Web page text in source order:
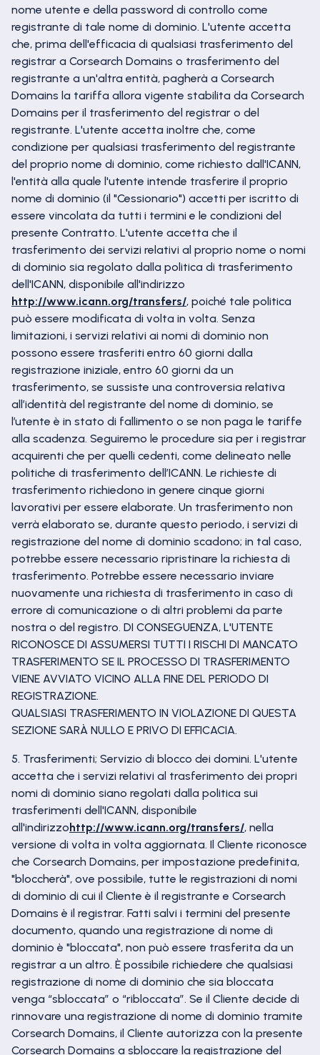
nome utente e della password di controllo come
registrante di tale nome di dominio. L'utente accetta
che, prima dell'efficacia di qualsiasi trasferimento del
registrar a Corsearch Domains o trasferimento del
registrante a un'altra entità, pagherà a Corsearch
Domains la tariffa allora vigente stabilita da Corsearch
Domains per il trasferimento del registrar o del
registrante. L'utente accetta inoltre che, come
condizione per qualsiasi trasferimento del registrante
del proprio nome di dominio, come richiesto dall'ICANN,
l'entità alla quale l'utente intende trasferire il proprio
nome di dominio (il "Cessionario") accetti per iscritto di
essere vincolata da tutti i termini e le condizioni del
presente Contratto. L'utente accetta che il
trasferimento dei servizi relativi al proprio nome o nomi
di dominio sia regolato dalla politica di trasferimento
dell'ICANN, disponibile all'indirizzo
http://www.icann.org/transfers/, poiché tale politica
può essere modificata di volta in volta. Senza
limitazioni, i servizi relativi ai nomi di dominio non
possono essere trasferiti entro 60 giorni dalla
registrazione iniziale, entro 60 giorni da un
trasferimento, se sussiste una controversia relativa
all’identità del registrante del nome di dominio, se
l’utente è in stato di fallimento o se non paga le tariffe
alla scadenza. Seguiremo le procedure sia per i registrar
acquirenti che per quelli cedenti, come delineato nelle
politiche di trasferimento dell’ICANN. Le richieste di
trasferimento richiedono in genere cinque giorni
lavorativi per essere elaborate. Un trasferimento non
verrà elaborato se, durante questo periodo, i servizi di
registrazione del nome di dominio scadono; in tal caso,
potrebbe essere necessario ripristinare la richiesta di
trasferimento. Potrebbe essere necessario inviare
nuovamente una richiesta di trasferimento in caso di
errore di comunicazione o di altri problemi da parte
nostra o del registro. DI CONSEGUENZA, L'UTENTE
RICONOSCE DI ASSUMERSI TUTTI I RISCHI DI MANCATO
TRASFERIMENTO SE IL PROCESSO DI TRASFERIMENTO
VIENE AVVIATO VICINO ALLA FINE DEL PERIODO DI
REGISTRAZIONE.
QUALSIASI TRASFERIMENTO IN VIOLAZIONE DI QUESTA
SEZIONE SARÀ NULLO E PRIVO DI EFFICACIA.
5. Trasferimenti; Servizio di blocco dei domini. L'utente
accetta che i servizi relativi al trasferimento dei propri
nomi di dominio siano regolati dalla politica sui
trasferimenti dell'ICANN, disponibile
all'indirizzohttp://www.icann.org/transfers/, nella
versione di volta in volta aggiornata. Il Cliente riconosce
che Corsearch Domains, per impostazione predefinita,
"bloccherà", ove possibile, tutte le registrazioni di nomi
di dominio di cui il Cliente è il registrante e Corsearch
Domains è il registrar. Fatti salvi i termini del presente
documento, quando una registrazione di nome di
dominio è "bloccata", non può essere trasferita da un
registrar a un altro. È possibile richiedere che qualsiasi
registrazione di nome di dominio che sia bloccata
venga “sbloccata” o “ribloccata”. Se il Cliente decide di
rinnovare una registrazione di nome di dominio tramite
Corsearch Domains, il Cliente autorizza con la presente
Corsearch Domains a sbloccare la registrazione del